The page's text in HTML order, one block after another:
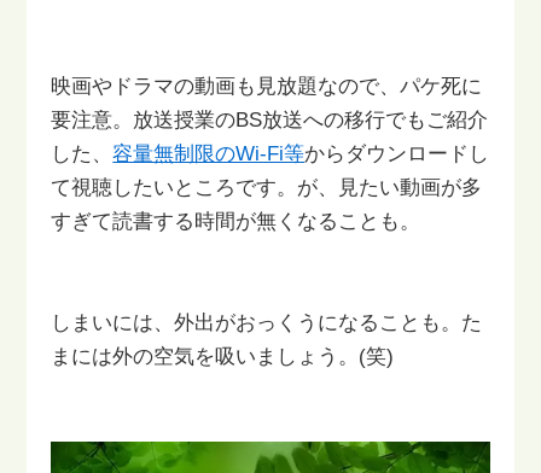
映画やドラマの動画も見放題なので、パケ死に
要注意。 放送授業のBS放送への移行でもご紹介
した、容量無制限のWi-Fi等からダウンロードし
て視聴したいところです。 が、見たい動画が多
すぎて読書する時間が無くなることも。
しまいには、外出がおっくうになることも。 た
まには外の空気を吸いましょう。(笑)